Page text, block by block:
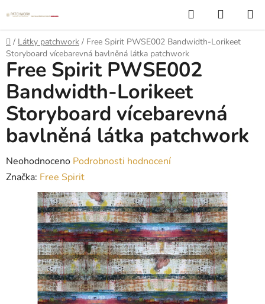
na
obsah
Hledat
KOŠÍK
Domů
/ Látky patchwork / Free Spirit PWSE002 Bandwidth-Lorikeet
Storyboard vícebarevná bavlněná látka patchwork
Free Spirit PWSE002
Bandwidth-Lorikeet
Storyboard vícebarevná
bavlněná látka patchwork
Průměrné
hodnocení
produktu
hvězdiček.
Neohodnoceno Podrobnosti hodnocení
Značka: Free Spirit